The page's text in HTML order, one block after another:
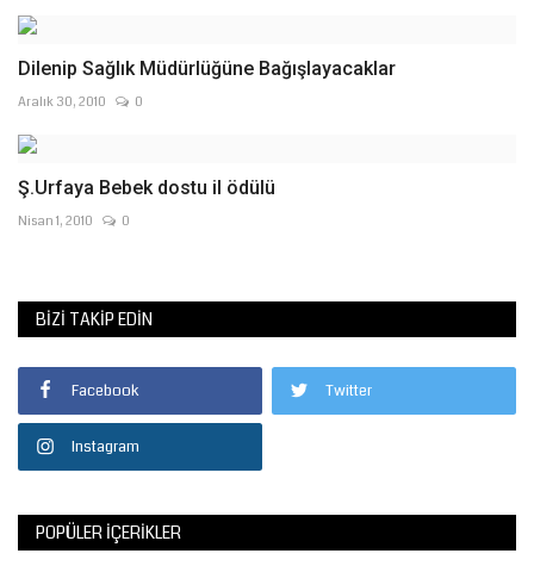
Dilenip Sağlık Müdürlüğüne Bağışlayacaklar
Aralık 30, 2010 0
Ş.Urfaya Bebek dostu il ödülü
Nisan 1, 2010 0
BIZI TAKIP EDIN
Facebook Twitter
Instagram
POPÜLER İÇERIKLER